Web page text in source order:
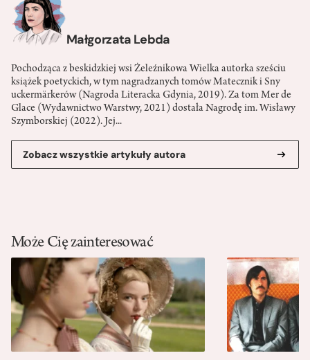
Małgorzata Lebda
Pochodząca z beskidzkiej wsi Żeleźnikowa Wielka autorka sześciu
książek poetyckich, w tym nagradzanych tomów Matecznik i Sny
uckermärkerów (Nagroda Literacka Gdynia, 2019). Za tom Mer de
Glace (Wydawnictwo Warstwy, 2021) dostała Nagrodę im. Wisławy
Szymborskiej (2022). Jej...
Zobacz wszystkie artykuły autora
Może Cię zainteresować